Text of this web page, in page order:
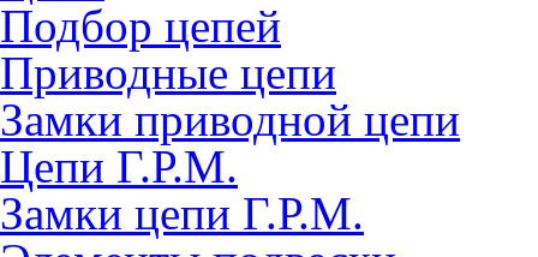
Подбор цепей
Приводные цепи
Замки приводной цепи
Цепи Г.Р.М.
Замки цепи Г.Р.М.